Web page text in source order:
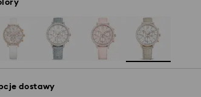
dostawy